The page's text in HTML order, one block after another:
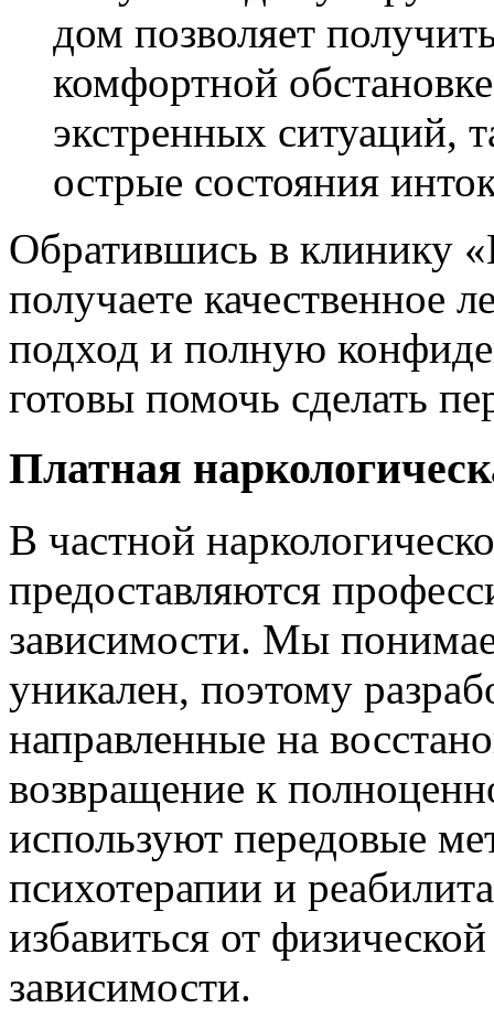
дом позволяет
комфортной
экстренных ситуаций,
острые состояния
Обратившись в клинику
получаете качественное
подход и полную
готовы помочь сделать
Платная
В частной
предоставляются
зависимости. Мы
уникален, поэтому
направленные на
возвращение к
используют передовые
психотерапии и
избавиться от
зависимости.